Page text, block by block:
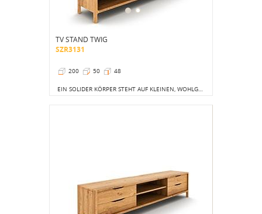
TV STAND TWIG
SZR3131
200 50 48
EIN SOLIDER KÖRPER STEHT AUF KLEINEN, WOHLGEFORMTEN BEINEN.